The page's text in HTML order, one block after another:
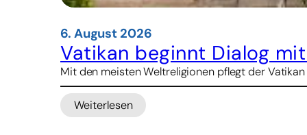
6. August 2026
Vatikan beginnt Dialog
Mit den meisten Weltreligionen pflegt der
Weiterlesen
: